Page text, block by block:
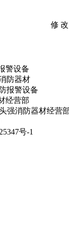
修 改
警设备
防器材
报警设备
经营部
强消防器材经营
号-1